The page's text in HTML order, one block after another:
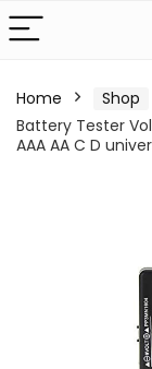
Home Shop
Battery Tester
AAA AA C D